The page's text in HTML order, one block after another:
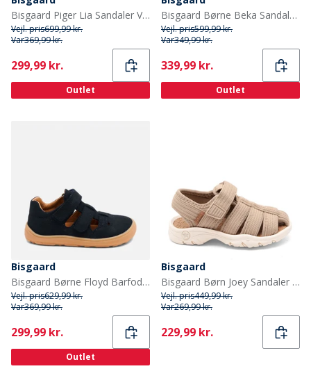
Bisgaard Piger Lia Sandaler Violet
Vejl. pris699,99 kr.
Var369,99 kr.
Current
299,99 kr.
Outlet
Bisgaard Børne Beka Sandaler Cacao
Vejl. pris599,99 kr.
Var349,99 kr.
Current
339,99 kr.
Outlet
Bisgaard
Bisgaard Børne Floyd Barfodssandaler Navy
Vejl. pris629,99 kr.
Var369,99 kr.
Current
299,99 kr.
Outlet
Bisgaard
Bisgaard Børn Joey Sandaler Stone
Vejl. pris449,99 kr.
Var269,99 kr.
Current
229,99 kr.